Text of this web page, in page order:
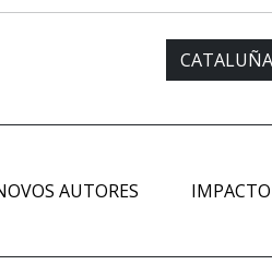
AUTORES IMPACTO